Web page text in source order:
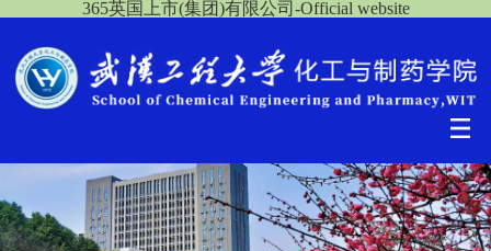
365英国上市(集团)有限公司-Official website